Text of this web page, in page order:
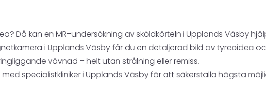
Då kan en MR–undersökning av sköldkörteln i Upplands Väsby
i Upplands Väsby får du en detaljerad bild av tyreoidea
vävnad – helt utan strålning eller remiss.
specialistkliniker i Upplands Väsby för att säkerställa högsta